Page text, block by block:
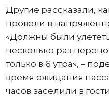
Другие рассказали,
провели в
«Должны были улететь
несколько раз
только в 6 утра», –
время ожидания
часов заселили в